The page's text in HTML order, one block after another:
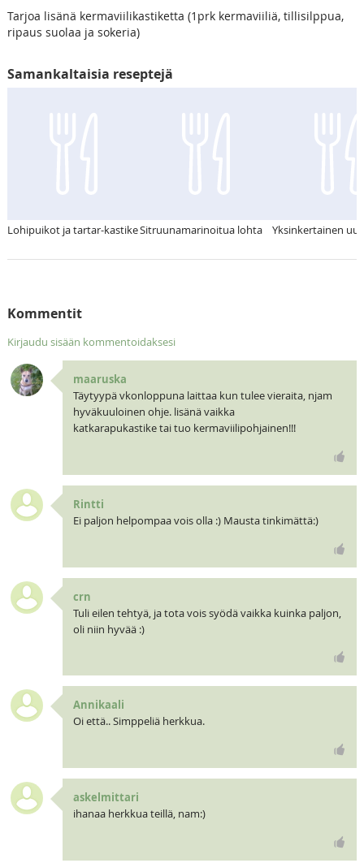
Tarjoa lisänä kermaviilikastiketta (1prk kermaviiliä, tillisilppua,
ripaus suolaa ja sokeria)
Samankaltaisia reseptejä
Lohipuikot ja tartar-kastikeSitruunamarinoitua lohta Yksinkertainen
Kommentit
Kirjaudu sisään kommentoidaksesi
maaruska
Täytyypä vkonloppuna laittaa kun tulee vieraita, njam
hyväkuuloinen ohje. lisänä vaikka
katkarapukastike tai tuo kermaviilipohjainen!!!
Rintti
Ei paljon helpompaa vois olla :) Mausta tinkimättä:)
crn
Tuli eilen tehtyä, ja tota vois syödä vaikka kuinka paljon,
oli niin hyvää :)
Annikaali
Oi että.. Simppeliä herkkua.
askelmittari
ihanaa herkkua teillä, nam:)